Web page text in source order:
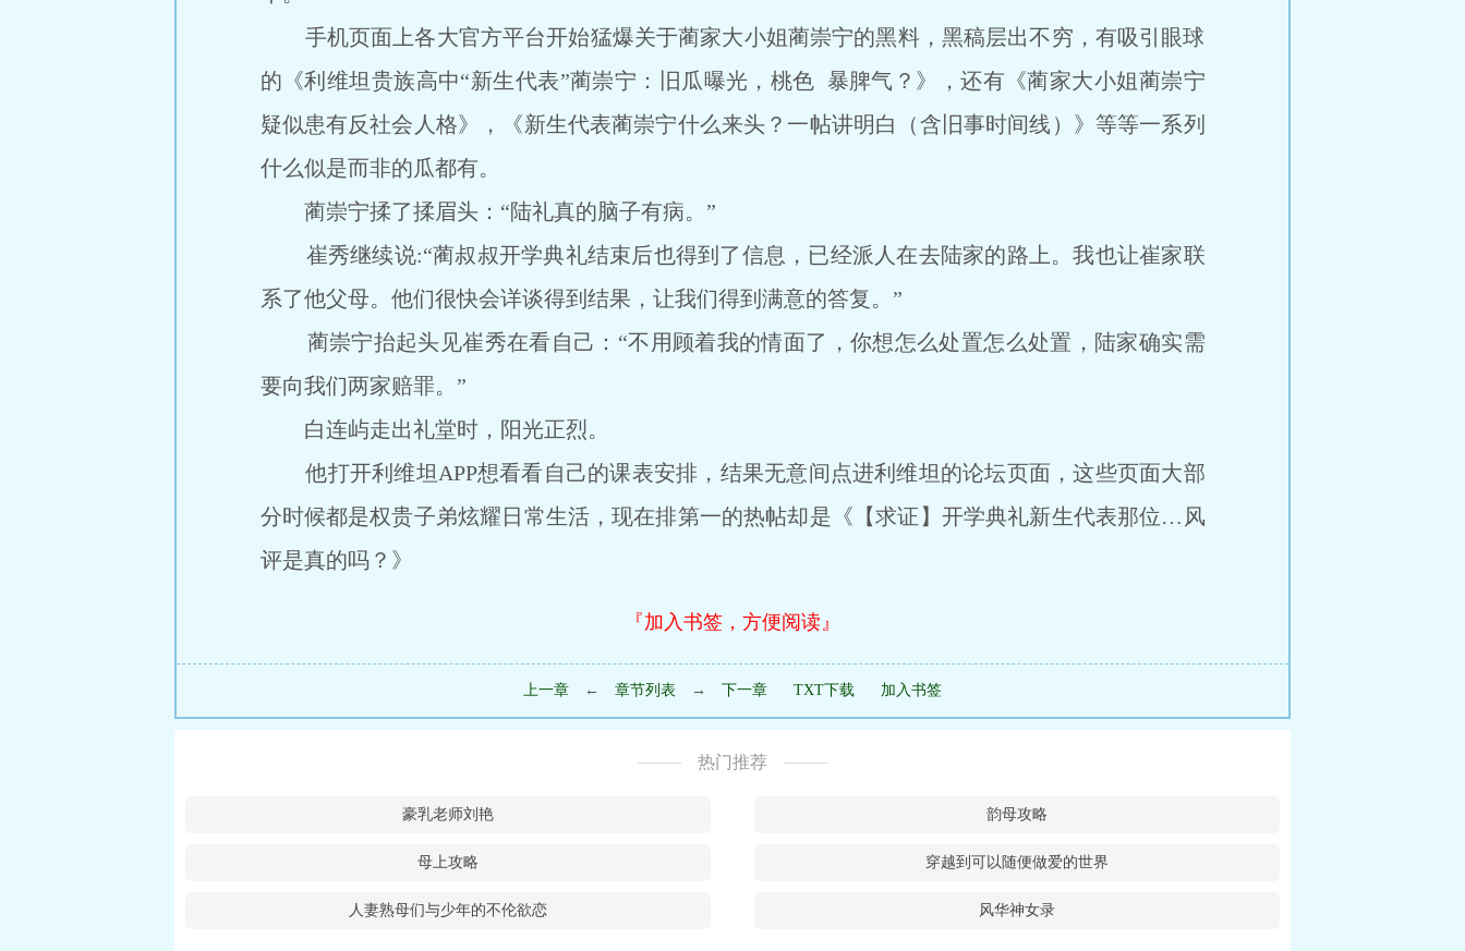
手机页面上各大官方平台开始猛爆关于蔺家大小姐蔺崇宁的黑料，黑稿层出不穷，有吸引眼球
的《利维坦贵族高中“新生代表”蔺崇宁：旧瓜曝光，桃色 暴脾气？》，还有《蔺家大小姐蔺崇宁
疑似患有反社会人格》，《新生代表蔺崇宁什么来头？一帖讲明白（含旧事时间线）》等等一系列
什么似是而非的瓜都有。
蔺崇宁揉了揉眉头：“陆礼真的脑子有病。”
崔秀继续说:“蔺叔叔开学典礼结束后也得到了信息，已经派人在去陆家的路上。我也让崔家联
系了他父母。他们很快会详谈得到结果，让我们得到满意的答复。”
蔺崇宁抬起头见崔秀在看自己：“不用顾着我的情面了，你想怎么处置怎么处置，陆家确实需
要向我们两家赔罪。”
白连屿走出礼堂时，阳光正烈。
他打开利维坦APP想看看自己的课表安排，结果无意间点进利维坦的论坛页面，这些页面大部
分时候都是权贵子弟炫耀日常生活，现在排第一的热帖却是《【求证】开学典礼新生代表那位…风
评是真的吗？》
『加入书签，方便阅读』
上一章 ← 章节列表 → 下一章 TXT下载 加入书签
热门推荐
豪乳老师刘艳 韵母攻略
母上攻略 穿越到可以随便做爱的世界
人妻熟母们与少年的不伦欲恋 风华神女录